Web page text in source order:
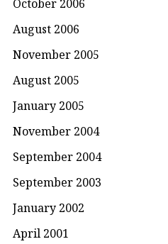
October 2006
August 2006
November 2005
August 2005
January 2005
November 2004
September 2004
September 2003
January 2002
April 2001